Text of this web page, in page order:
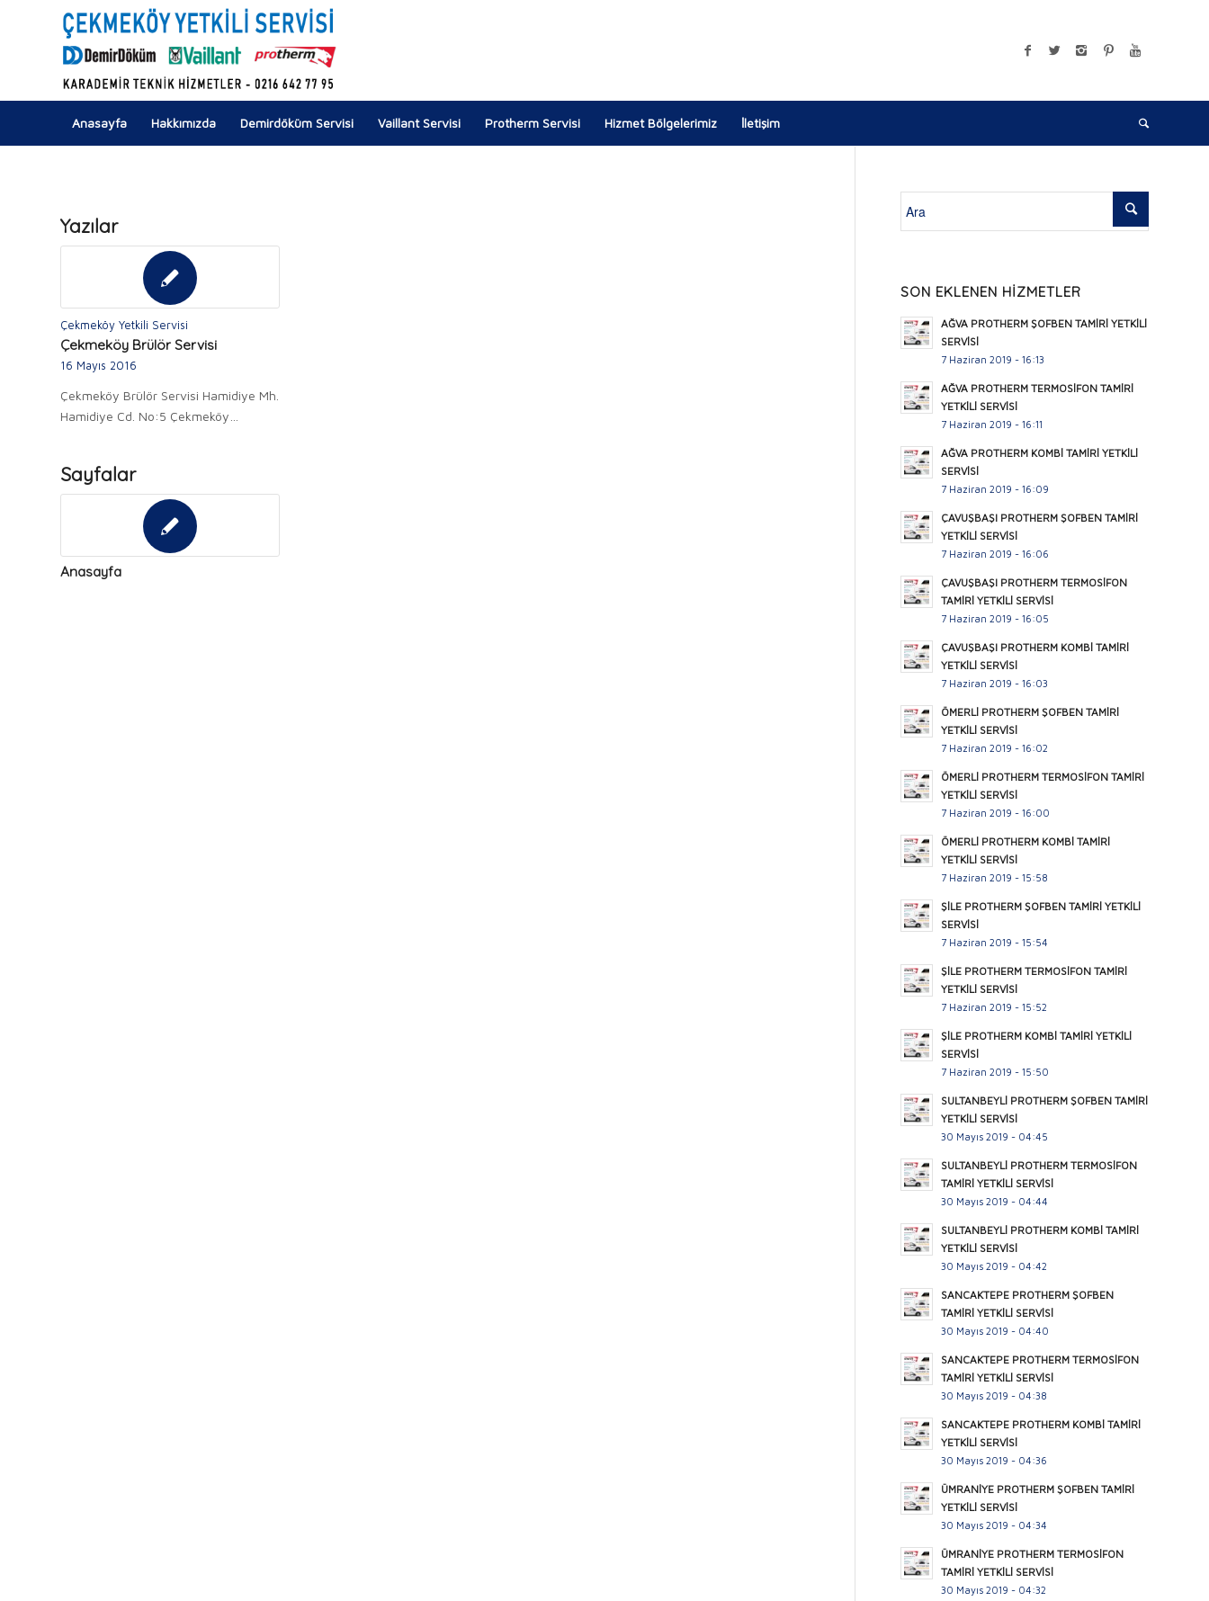
Anasayfa Hakkımızda Demirdöküm Servisi Vaillant Servisi Protherm Servisi Hizmet Bölgelerimiz İletişim
Yazılar
Çekmeköy Yetkili Servisi
Çekmeköy Brülör Servisi
16 Mayıs 2016
Çekmeköy Brülör Servisi Hamidiye Mh.
Hamidiye Cd. No:5 Çekmeköy…
Sayfalar
Anasayfa
SON EKLENEN HİZMETLER
AĞVA PROTHERM ŞOFBEN TAMİRİ YETKİLİ
SERVİSİ
7 Haziran 2019 - 16:13
AĞVA PROTHERM TERMOSİFON TAMİRİ
YETKİLİ SERVİSİ
7 Haziran 2019 - 16:11
AĞVA PROTHERM KOMBİ TAMİRİ YETKİLİ
SERVİSİ
7 Haziran 2019 - 16:09
ÇAVUŞBAŞI PROTHERM ŞOFBEN TAMİRİ
YETKİLİ SERVİSİ
7 Haziran 2019 - 16:06
ÇAVUŞBAŞI PROTHERM TERMOSİFON
TAMİRİ YETKİLİ SERVİSİ
7 Haziran 2019 - 16:05
ÇAVUŞBAŞI PROTHERM KOMBİ TAMİRİ
YETKİLİ SERVİSİ
7 Haziran 2019 - 16:03
ÖMERLİ PROTHERM ŞOFBEN TAMİRİ
YETKİLİ SERVİSİ
7 Haziran 2019 - 16:02
ÖMERLİ PROTHERM TERMOSİFON TAMİRİ
YETKİLİ SERVİSİ
7 Haziran 2019 - 16:00
ÖMERLİ PROTHERM KOMBİ TAMİRİ
YETKİLİ SERVİSİ
7 Haziran 2019 - 15:58
ŞİLE PROTHERM ŞOFBEN TAMİRİ YETKİLİ
SERVİSİ
7 Haziran 2019 - 15:54
ŞİLE PROTHERM TERMOSİFON TAMİRİ
YETKİLİ SERVİSİ
7 Haziran 2019 - 15:52
ŞİLE PROTHERM KOMBİ TAMİRİ YETKİLİ
SERVİSİ
7 Haziran 2019 - 15:50
SULTANBEYLİ PROTHERM ŞOFBEN TAMİRİ
YETKİLİ SERVİSİ
30 Mayıs 2019 - 04:45
SULTANBEYLİ PROTHERM TERMOSİFON
TAMİRİ YETKİLİ SERVİSİ
30 Mayıs 2019 - 04:44
SULTANBEYLİ PROTHERM KOMBİ TAMİRİ
YETKİLİ SERVİSİ
30 Mayıs 2019 - 04:42
SANCAKTEPE PROTHERM ŞOFBEN
TAMİRİ YETKİLİ SERVİSİ
30 Mayıs 2019 - 04:40
SANCAKTEPE PROTHERM TERMOSİFON
TAMİRİ YETKİLİ SERVİSİ
30 Mayıs 2019 - 04:38
SANCAKTEPE PROTHERM KOMBİ TAMİRİ
YETKİLİ SERVİSİ
30 Mayıs 2019 - 04:36
ÜMRANİYE PROTHERM ŞOFBEN TAMİRİ
YETKİLİ SERVİSİ
30 Mayıs 2019 - 04:34
ÜMRANİYE PROTHERM TERMOSİFON
TAMİRİ YETKİLİ SERVİSİ
30 Mayıs 2019 - 04:32